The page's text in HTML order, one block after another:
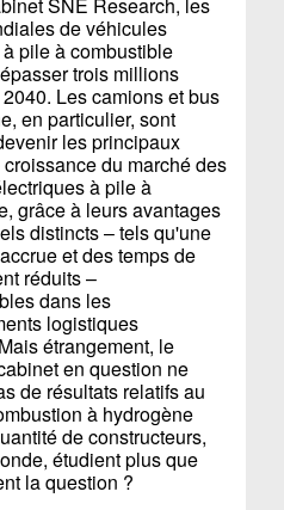
de véhicules
pile à combustible
trois millions
2040. Les camions et bus
en particulier, sont
les principaux
du marché des
à pile à
grâce à leurs avantages
distincts – tels qu'une
et des temps de
réduits –
dans les
logistiques
étrangement, le
en question ne
de résultats relatifs au
à hydrogène
de constructeurs,
étudient plus que
la question ?